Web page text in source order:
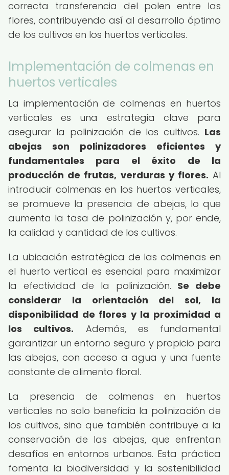
correcta transferencia del polen entre las
flores, contribuyendo así al desarrollo óptimo
de los cultivos en los huertos verticales.
Implementación de colmenas en
huertos verticales
La implementación de colmenas en huertos
verticales es una estrategia clave para
asegurar la polinización de los cultivos. Las
abejas son polinizadores eficientes y
fundamentales para el éxito de la
producción de frutas, verduras y flores. Al
introducir colmenas en los huertos verticales,
se promueve la presencia de abejas, lo que
aumenta la tasa de polinización y, por ende,
la calidad y cantidad de los cultivos.
La ubicación estratégica de las colmenas en
el huerto vertical es esencial para maximizar
la efectividad de la polinización. Se debe
considerar la orientación del sol, la
disponibilidad de flores y la proximidad a
los cultivos. Además, es fundamental
garantizar un entorno seguro y propicio para
las abejas, con acceso a agua y una fuente
constante de alimento floral.
La presencia de colmenas en huertos
verticales no solo beneficia la polinización de
los cultivos, sino que también contribuye a la
conservación de las abejas, que enfrentan
desafíos en entornos urbanos. Esta práctica
fomenta la biodiversidad y la sostenibilidad